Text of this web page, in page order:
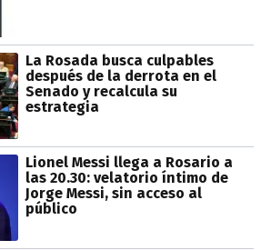
La Rosada busca culpables
después de la derrota en el
Senado y recalcula su
estrategia
Lionel Messi llega a Rosario a
las 20.30: velatorio íntimo de
Jorge Messi, sin acceso al
público